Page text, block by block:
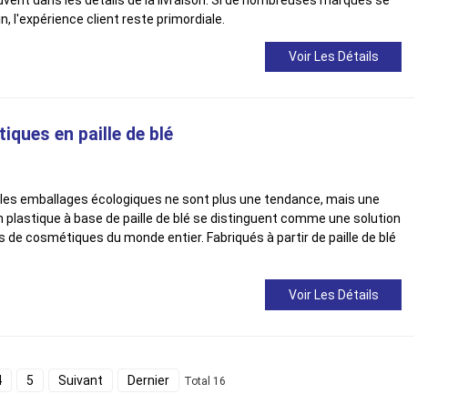
l'expérience client reste primordiale.
Voir Les Détails
en paille de blé
emballages écologiques ne sont plus une tendance, mais une
à base de paille de blé se distinguent comme une solution
cosmétiques du monde entier. Fabriqués à partir de paille de blé
Voir Les Détails
5 Suivant Dernier Total 16